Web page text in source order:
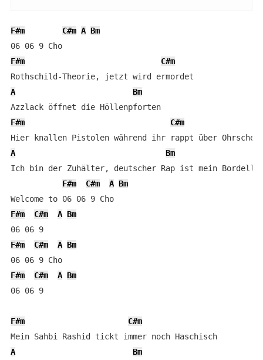
F#m C#m A Bm
06 06 9 Cho
F#m
C#m
A
Bm
Azzlack öffnet die Höllenpforten
F#m
C#m
A
Bm
Ich bin der Zuhälter, deutscher Rap ist mein Bordell
F#m
C#m A Bm
Welcome to 06 06 9 Cho
F#m
C#m A Bm
06 06 9
F#m
C#m A Bm
06 06 9 Cho
F#m
C#m A Bm
06 06 9
F#m
C#m
Mein Sahbi Rashid tickt immer noch Haschisch
A
Bm